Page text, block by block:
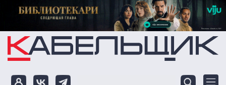
Перейти к основному содержанию